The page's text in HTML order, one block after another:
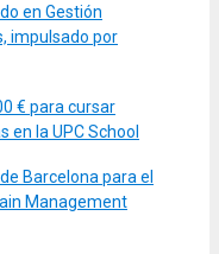
en Gestión
impulsado por
€ para cursar
la UPC School
Barcelona para el
Management